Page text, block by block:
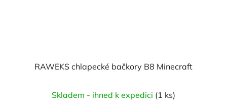
RAWEKS chlapecké bačkory B8 Minecraft
Skladem - ihned k expedici (1 ks)